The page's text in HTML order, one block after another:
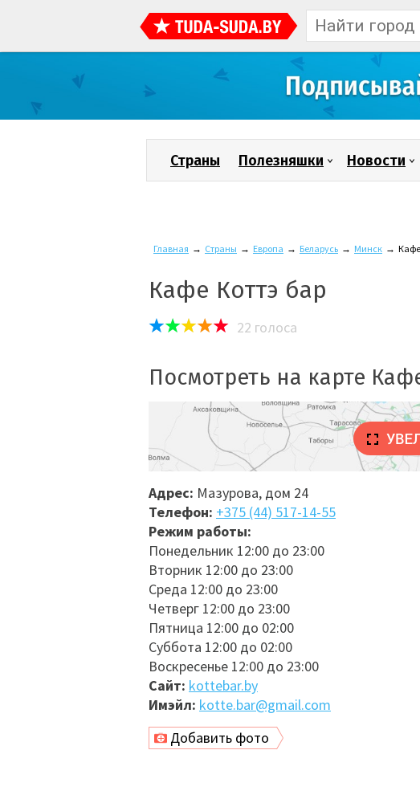
Страны Полезняшки Новости
Главная → Страны → Европа → Беларусь → Минск → Кафе
Кафе Коттэ бар
22 голоса
Посмотреть на карте
Адрес: Мазурова, дом 24
Телефон: +375 (44) 517-14-55
Режим работы:
Понедельник 12:00 до 23:00
Вторник 12:00 до 23:00
Среда 12:00 до 23:00
Четверг 12:00 до 23:00
Пятница 12:00 до 02:00
Суббота 12:00 до 02:00
Воскресенье 12:00 до 23:00
Сайт: kottebar.by
Имэйл: kotte.bar@gmail.com
Добавить фото